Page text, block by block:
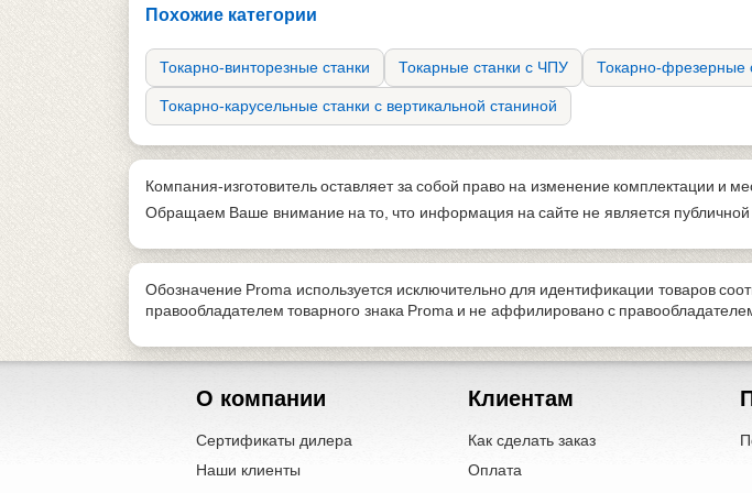
Похожие категории
Токарно-винторезные станки Токарные станки с ЧПУ Токарно-фрезерные
Токарно-карусельные станки с вертикальной станиной
Компания-изготовитель оставляет за собой право на изменение комплектации и
Обращаем Ваше внимание на то, что информация на сайте не является
Обозначение Proma используется исключительно для идентификации товаров
правообладателем товарного знака Proma и не аффилировано с
О компании
Сертификаты дилера
Наши клиенты
Клиентам
Как сделать заказ
Оплата